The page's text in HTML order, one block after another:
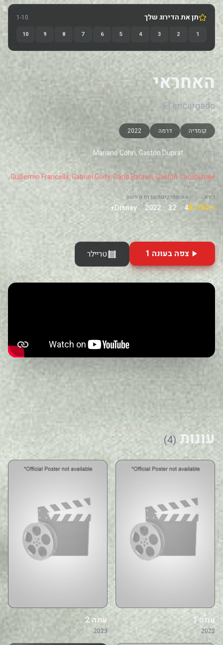
תן את הדירוג שלך 1-10
1
2
3
4
5
6
7
8
9
10
האחראי
El encargado
קומדיה דרמה 2022
במאי:
Mariano Cohn, Gastón Duprat
שחקנים:
Guillermo Francella, Gabriel Goity, Darío Barassi, Gastón Cocchiarale
דירוג
⭐ 8.1/10
עונות
4
פרקים
32
משדרת מ-
2022
רשת
Disney+
צפה בעונה 1 טריילר
עונות(4)
עונה 1
2022
עונה 2
2023